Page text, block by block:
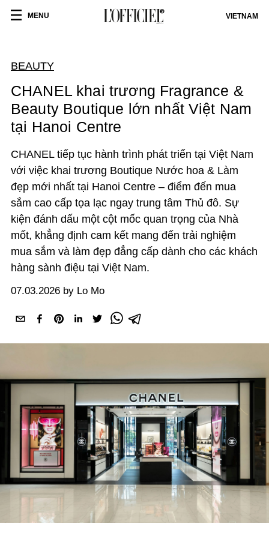
MENU VIETNAM
BEAUTY
CHANEL khai trương Fragrance &
Beauty Boutique lớn nhất Việt Nam
tại Hanoi Centre
CHANEL tiếp tục hành trình phát triển tại Việt Nam
với việc khai trương Boutique Nước hoa & Làm
đẹp mới nhất tại Hanoi Centre – điểm đến mua
sắm cao cấp tọa lạc ngay trung tâm Thủ đô. Sự
kiện đánh dấu một cột mốc quan trọng của Nhà
mốt, khẳng định cam kết mang đến trải nghiệm
mua sắm và làm đẹp đẳng cấp dành cho các khách
hàng sành điệu tại Việt Nam.
07.03.2026 by Lo Mo